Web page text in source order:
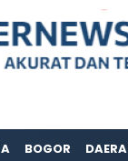
BOGOR